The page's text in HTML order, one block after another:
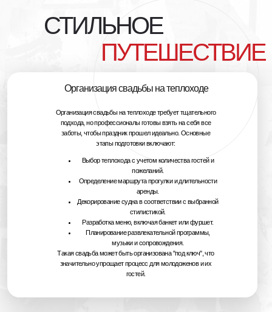
СТИЛЬНОЕ
ПУТЕШЕСТВИЕ
Организация свадьбы на теплоходе
Организация свадьбы на теплоходе требует тщательного
подхода, но профессионалы готовы взять на себя все
заботы, чтобы праздник прошел идеально. Основные
этапы подготовки включают:
Выбор теплохода с учетом количества гостей и
пожеланий.
Определение маршрута прогулки и длительности
аренды.
Декорирование судна в соответствии с выбранной
стилистикой.
Разработка меню, включая банкет или фуршет.
Планирование развлекательной программы,
музыки и сопровождения.
Такая свадьба может быть организована "под ключ", что
значительно упрощает процесс для молодоженов и их
гостей.